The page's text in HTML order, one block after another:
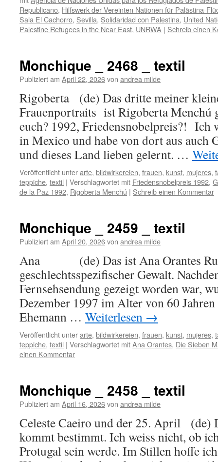
Republicano, Hilfswerk der Vereinten Nationen für Palästina-
Sala El Cachorro, Sevilla, Solidaridad con Palestina, United
Palestine Refugees in the Near East, UNRWA | Schreib einen
Monchique _ 2468 _ textil
Publiziert am April 22, 2026von andrea milde
Rigoberta (de) Das dritte meiner
Frauenportraits ist Rigoberta Menchú
euch? 1992, Friedensnobelpreis?! Ich
in Mexico und habe von dort aus auch
und dieses Land lieben gelernt. …
Veröffentlicht unterarte, bildwirkereien, frauen, kunst, mujeres,
teppiche, textil | Verschlagwortet mit Friedensnobelpreis 1992,
de la Paz 1992, Rigoberta Menchú | Schreib einen Kommentar
Monchique _ 2459 _ textil
Publiziert am April 20, 2026von andrea milde
Ana (de) Das ist Ana Orantes
geschlechtsspezifischer Gewalt.
Fernsehsendung gezeigt worden war,
Dezember 1997 im Alter von 60
Ehemann … Weiterlesen →
Veröffentlicht unterarte, bildwirkereien, frauen, kunst, mujeres,
teppiche, textil | Verschlagwortet mitAna Orantes, Die Sieben
einen Kommentar
Monchique _ 2458 _ textil
Publiziert am April 16, 2026von andrea milde
Celeste Caeiro und der 25. April (de)
kommt bestimmt. Ich weiss nicht, ob
Protugal sein werde. Im Stillen hoffe